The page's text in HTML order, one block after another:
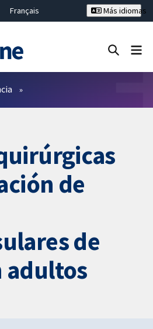
Français
中文
Más idiomas
de
de
adultos